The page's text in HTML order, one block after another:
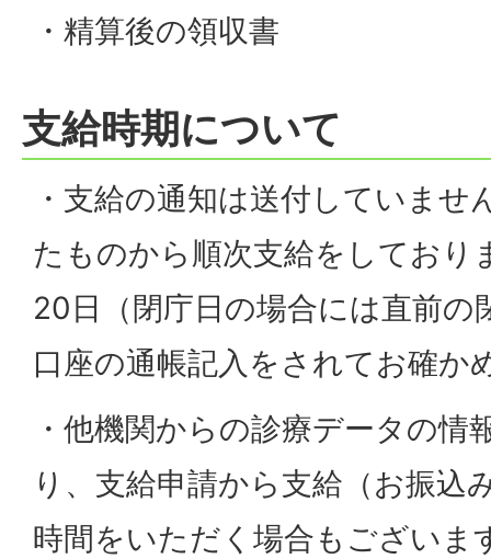
・精算後の領収書
支給時期について
・支給の通知は送付していませ
たものから順次支給をしており
20日（閉庁日の場合には直前の
口座の通帳記入をされてお確か
・他機関からの診療データの情
り、支給申請から支給（お振込
時間をいただく場合もございま